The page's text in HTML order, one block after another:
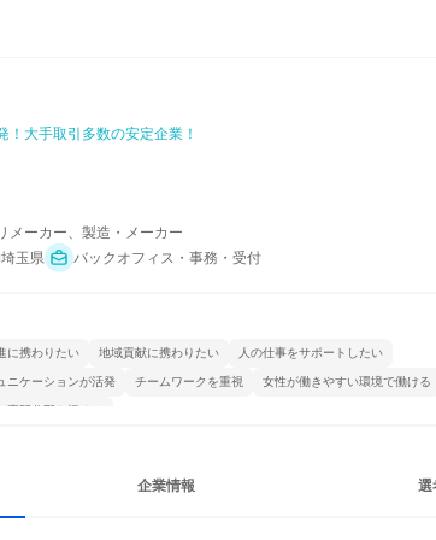
！大手取引多数の安定企業！
メーカー、製造・メーカー
埼玉県 バックオフィス・事務・受付
に携わりたい 地域貢献に携わりたい 人の仕事をサポートしたい
ニケーションが活発 チームワークを重視 女性が働きやすい環境で働ける
専門分野を極める
企業情報 選